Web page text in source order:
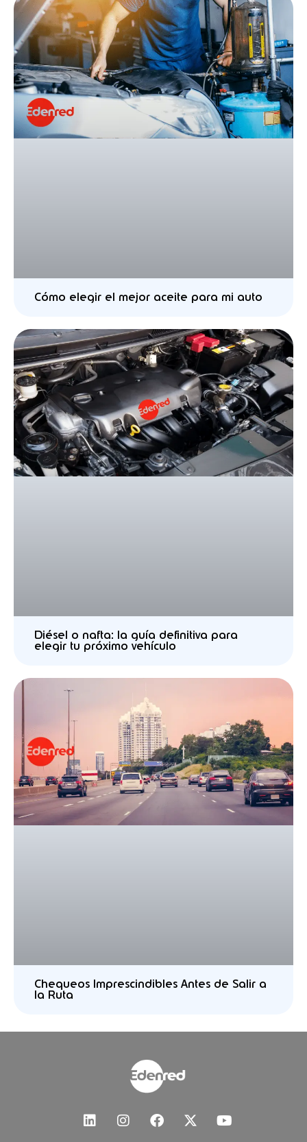
Cómo elegir el mejor aceite para mi auto
Diésel o nafta: la guía definitiva para
elegir tu próximo vehículo
Chequeos Imprescindibles Antes de Salir a
la Ruta
L
i
I
n
F
a
X
-
Y
o